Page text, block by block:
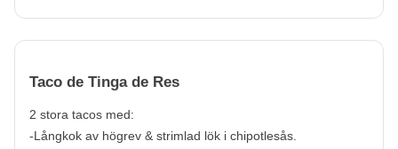
Taco de Tinga de Res
2 stora tacos med:
-Långkok av högrev & strimlad lök i chipotlesås.